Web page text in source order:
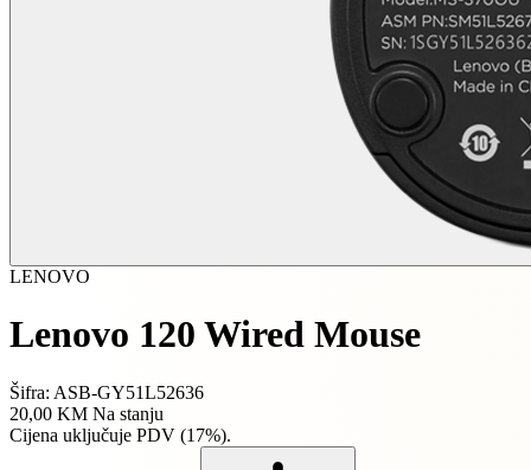
LENOVO
Lenovo 120 Wired Mouse
Šifra: ASB-GY51L52636
20,00 KM Na stanju
Cijena uključuje PDV (17%).